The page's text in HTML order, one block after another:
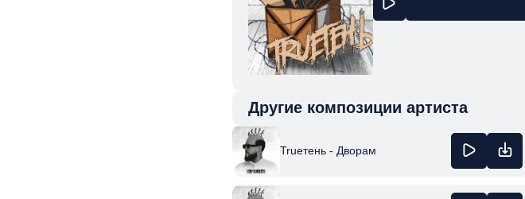
Другие композиции артиста
Trueтень - Дворам